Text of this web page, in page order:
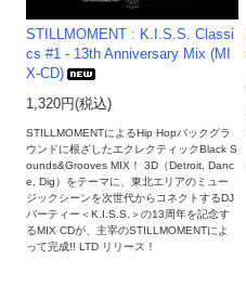
STILLMOMENT : K.I.S.S. Classi
cs #1 - 13th Anniversary Mix (MI
X-CD)
1,320円(税込)
STILLMOMENTによるHip Hopバックグラ
ウンドに根ざしたエクレクティックBlack S
ounds&Grooves MIX！ 3D（Detroit, Danc
e, Dig）をテーマに、東北エリアのミュー
ジックシーンを次世代からコネクトするDJ
パーティー＜K.I.S.S.＞の13周年を記念す
るMIX CDが、主宰のSTILLMOMENTによ
って完成!! LTD リリース！